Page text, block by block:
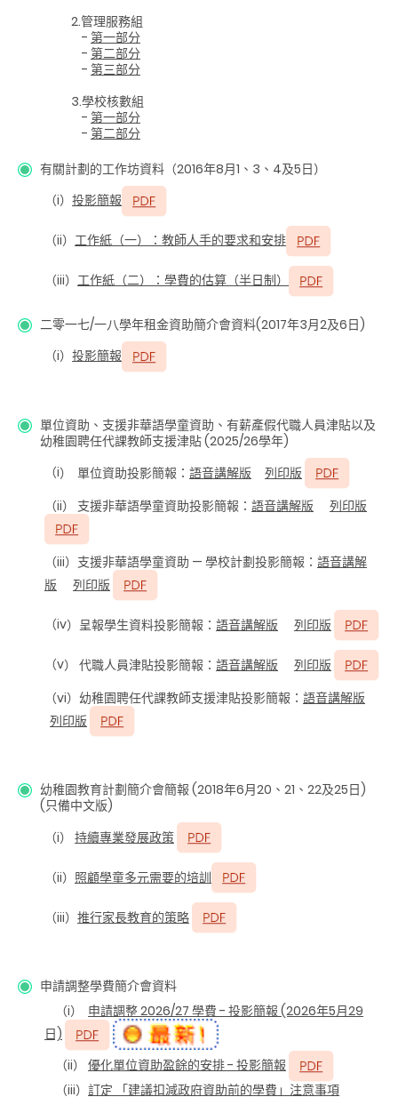
2.管理服務組
- 第一部分
- 第二部分
- 第三部分
3.學校核數組
- 第一部分
- 第二部分
有關計劃的工作坊資料（2016年8月1、3、4及5日）
（i） 投影簡報
（ii） 工作紙（一）：教師人手的要求和安排
（iii） 工作紙（二）：學費的估算（半日制）
二零一七/一八學年租金資助簡介會資料(2017年3月2及6日)
（i） 投影簡報
單位資助、支援非華語學童資助、有薪產假代職人員津貼以及
幼稚園聘任代課教師支援津貼 (2025/26學年)
（i） 單位資助投影簡報： 語音講解版
列印版
（ii） 支援非華語學童資助投影簡報： 語音講解版 列印版
（iii）支援非華語學童資助 — 學校計劃投影簡報： 語音講解
版
列印版
（iv）呈報學生資料投影簡報： 語音講解版 列印版
（v） 代職人員津貼投影簡報： 語音講解版
列印版
（vi）幼稚園聘任代課教師支援津貼投影簡報： 語音講解版
列印版
幼稚園教育計劃簡介會簡報 (2018年6月20、21、22及25日)
(只備中文版)
（i） 持續專業發展政策
（ii） 照顧學童多元需要的培訓
（iii） 推行家長教育的策略
申請調整學費簡介會資料
（i） 申請調整 2026/27 學費 - 投影簡報 (2026年5月29
日)
（ii） 優化單位資助盈餘的安排 - 投影簡報
（iii） 訂定 「建議扣減政府資助前的學費」注意事項